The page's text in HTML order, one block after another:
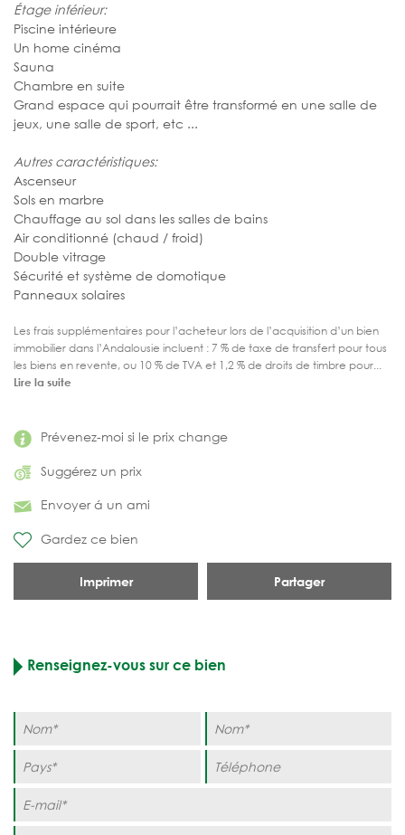
Prévenez-moi si le prix change
Suggérez un prix
Envoyer á un ami
Gardez ce bien
Imprimer Partager
Étage inférieur:
Piscine intérieure
Un home cinéma
Sauna
Chambre en suite
Grand espace qui pourrait être transformé en une salle de
jeux, une salle de sport, etc ...
Autres caractéristiques:
Ascenseur
Sols en marbre
Chauffage au sol dans les salles de bains
Air conditionné (chaud / froid)
Double vitrage
Sécurité et système de domotique
Panneaux solaires
Les frais supplémentaires pour l’acheteur lors de l’acquisition d’un bien
immobilier dans l’Andalousie incluent : 7 % de taxe de transfert pour tous
les biens en revente, ou 10 % de TVA et 1,2 % de droits de timbre pour...
Lire la suite
Renseignez-vous sur ce bien